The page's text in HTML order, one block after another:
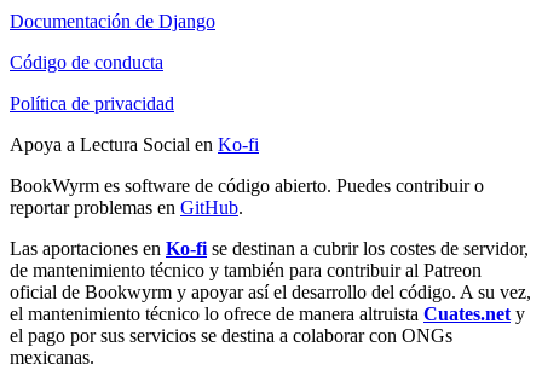
Documentación de Django
Código de conducta
Política de privacidad
Apoya a Lectura Social en Ko-fi
BookWyrm es software de código abierto. Puedes contribuir o
reportar problemas en GitHub.
Las aportaciones en Ko-fi se destinan a cubrir los costes de servidor,
de mantenimiento técnico y también para contribuir al Patreon
oficial de Bookwyrm y apoyar así el desarrollo del código. A su vez,
el mantenimiento técnico lo ofrece de manera altruista Cuates.net y
el pago por sus servicios se destina a colaborar con ONGs
mexicanas.